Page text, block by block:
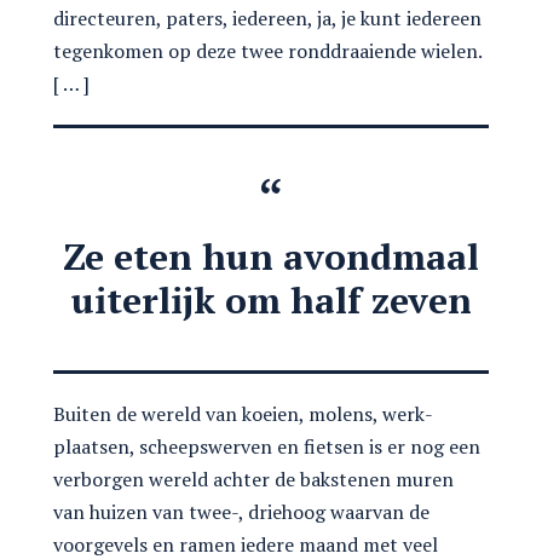
directeuren, paters, iedereen, ja, je kunt iedereen
tegenkomen op deze twee ronddraaiende wielen.
[ … ]
Ze eten hun avondmaal
uiterlijk om half zeven
Buiten de wereld van koeien, molens, werk-
plaatsen, scheepswerven en fietsen is er nog een
verborgen wereld achter de bakstenen muren
van huizen van twee-, driehoog waarvan de
voorgevels en ramen iedere maand met veel